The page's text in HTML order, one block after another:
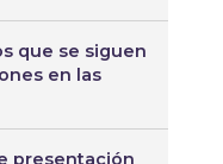
que se siguen
en las
presentación